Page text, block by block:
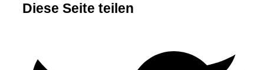
Diese Seite teilen